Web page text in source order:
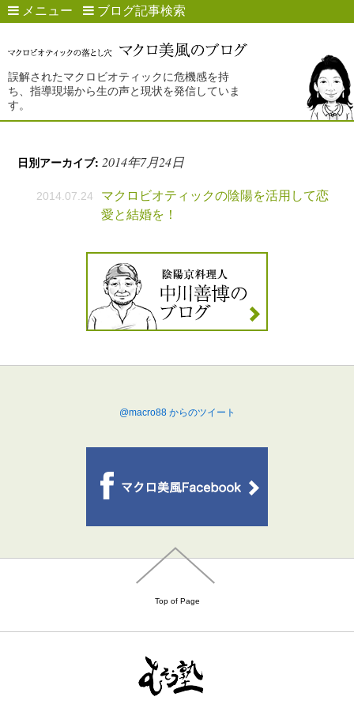
メニュー ブログ記事検索
誤解されたマクロビオティックに危機感を持
ち、指導現場から生の声と現状を発信していま
す。
日別アーカイブ:2014年7月24日
2014.07.24
マクロビオティックの陰陽を活用して恋
愛と結婚を！
@macro88 からのツイート
Top of Page